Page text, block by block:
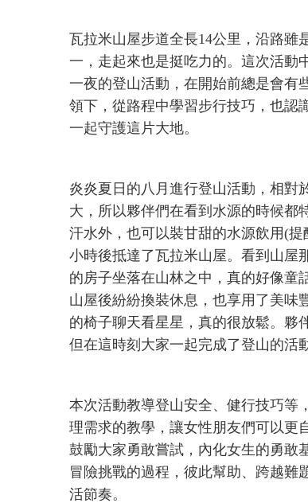
瓦拉米山屋步道全長14公里，沿路雖
一，走起來也是挺吃力的。這次活動
一夜的登山活動，在開始前總是會有
領下，從路程中學習步行技巧，也認
一起守護這片大地。
炎炎夏日的八月進行登山活動，相對
大，所以夥伴們在看到水源的時候都
汗水外，也可以裝甘甜的水源飲用(
小時後抵達了瓦拉米山屋。看到山屋
的房子坐落在山林之中，真的好像童
山屋後紛紛換裝休息，也享用了美味
的椅子聊天看星星，真的很放鬆。夥
但在這時刻大家一起完成了登山的活
本次活動教導登山安全、健行技巧等
理需求的教學，讓女性朋友們可以更
鼓勵大家勇敢嘗試，內化女生的勇敢
冒險挑戰的過程，彼此幫助、跨越難
活節奏。